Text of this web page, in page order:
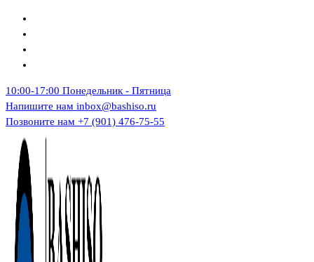
Перейти
содержимому
10:00-17:00 Понедельник - Пятница
Напишите нам inbox@bashiso.ru
Позвоните нам +7 (901) 476-75-55